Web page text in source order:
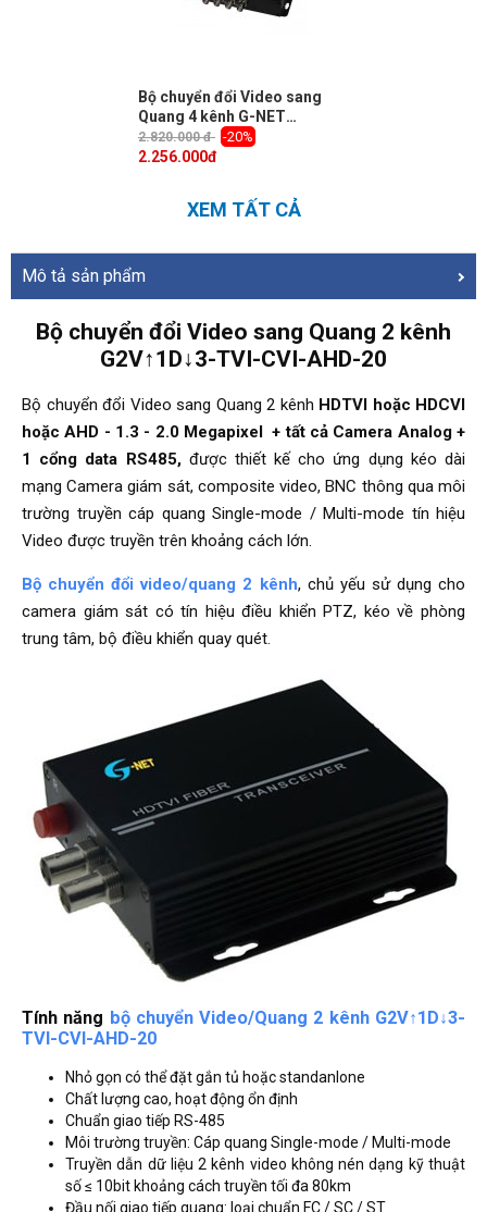
Bộ chuyển đổi Video sang
Quang 4 kênh G-NET
G4V↑1D↓3-CVI-AHD-20 hỗ trợ
camera 720P+RS485
2.820.000 đ -20%
2.256.000đ
XEM TẤT CẢ
Mô tả sản phẩm
Bộ chuyển đổi Video sang Quang 2 kênh
G2V↑1D↓3-TVI-CVI-AHD-20
Bộ chuyển đổi Video sang Quang 2 kênh HDTVI hoặc HDCVI
hoặc AHD - 1.3 - 2.0 Megapixel + tất cả Camera Analog +
1 cổng data RS485,được thiết kế cho ứng dụng kéo dài
mạng Camera giám sát, composite video, BNC thông qua môi
trường truyền cáp quang Single-mode / Multi-mode tín hiệu
Video được truyền trên khoảng cách lớn.
Bộ chuyển đổi video/quang 2 kênh, chủ yếu sử dụng cho
camera giám sát có tín hiệu điều khiển PTZ, kéo về phòng
trung tâm, bộ điều khiển quay quét.
Tính năng bộ chuyển Video/Quang 2 kênh G2V↑1D↓3-
TVI-CVI-AHD-20
Nhỏ gọn có thể đặt gắn tủ hoặc standanlone
Chất lượng cao, hoạt động ổn định
Chuẩn giao tiếp RS-485
Môi trường truyền: Cáp quang Single-mode / Multi-mode
Truyền dẫn dữ liệu 2 kênh video không nén dạng kỹ thuật
số ≤ 10bit khoảng cách truyền tối đa 80km
Đầu nối giao tiếp quang: loại chuẩn FC / SC / ST